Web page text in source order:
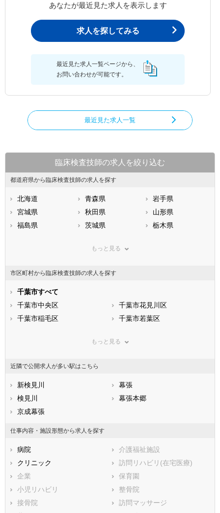
あなたが最近見た求人を表示します
求人を探してみる
最近見た求人一覧ページから、
お問い合わせが可能です。
最近見た求人一覧
臨床検査技師の求人を絞り込む
都道府県から臨床検査技師の求人を探す
北海道 青森県
岩手県
宮城県
秋田県
山形県
福島県
茨城県
栃木県
神奈川県
石川県
福井県
静岡県
滋賀県
大阪府
兵庫県
和歌山県
山口県
福岡県
佐賀県
熊本県
鹿児島県
もっと見る
市区町村から臨床検査技師の求人を探す
千葉市すべて
千葉市中央区
千葉市花見川区
千葉市稲毛区
千葉市若葉区
船橋市
木更津市
松戸市
野田市
茂原市
成田市
勝浦市
市原市
流山市
八千代市
我孫子市
鴨川市
鎌ケ谷市
君津市
富津市
浦安市
もっと見る
近隣で公開求人が多い駅はこちら
新検見川
幕張
検見川
幕張本郷
京成幕張
仕事内容・施設形態から求人を探す
病院
介護福祉施設
クリニック
訪問リハビリ(在宅医療)
企業
保育園
小児リハビリ
整骨院
接骨院
訪問マッサージ